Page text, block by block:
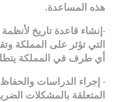
هذه المساعدة.
·إنشاء قاعدة تاريخ
التي تؤثر على المملكة
أي طرف في المملكة
· إجراء الدراسات
المتعلقة بالمشكلات